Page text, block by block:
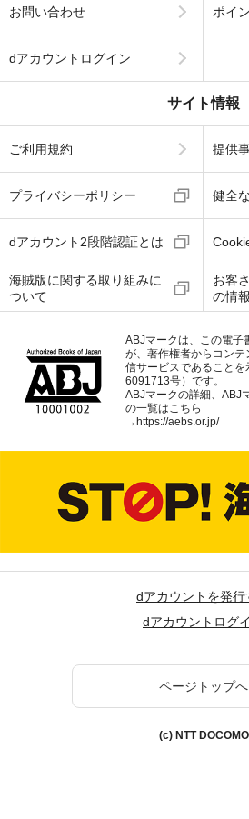
お問い合わせ ポイ
dアカウントログイン
サイト情報
ご利用規約 提供
プライバシーポリシー 健全
dアカウント2段階認証とは
海賊版に関する取り組みに
ついて
お客
の情
ABJマークは、この電子
が、著作権者からコン
信サービスであること
6091713号）です。
ABJマークの詳細、ABJ
の一覧はこちら
→ https://aebs.or.jp/
dアカウントを発行
dアカウントログ
ページトップへ
(c) NTT DOCOMO